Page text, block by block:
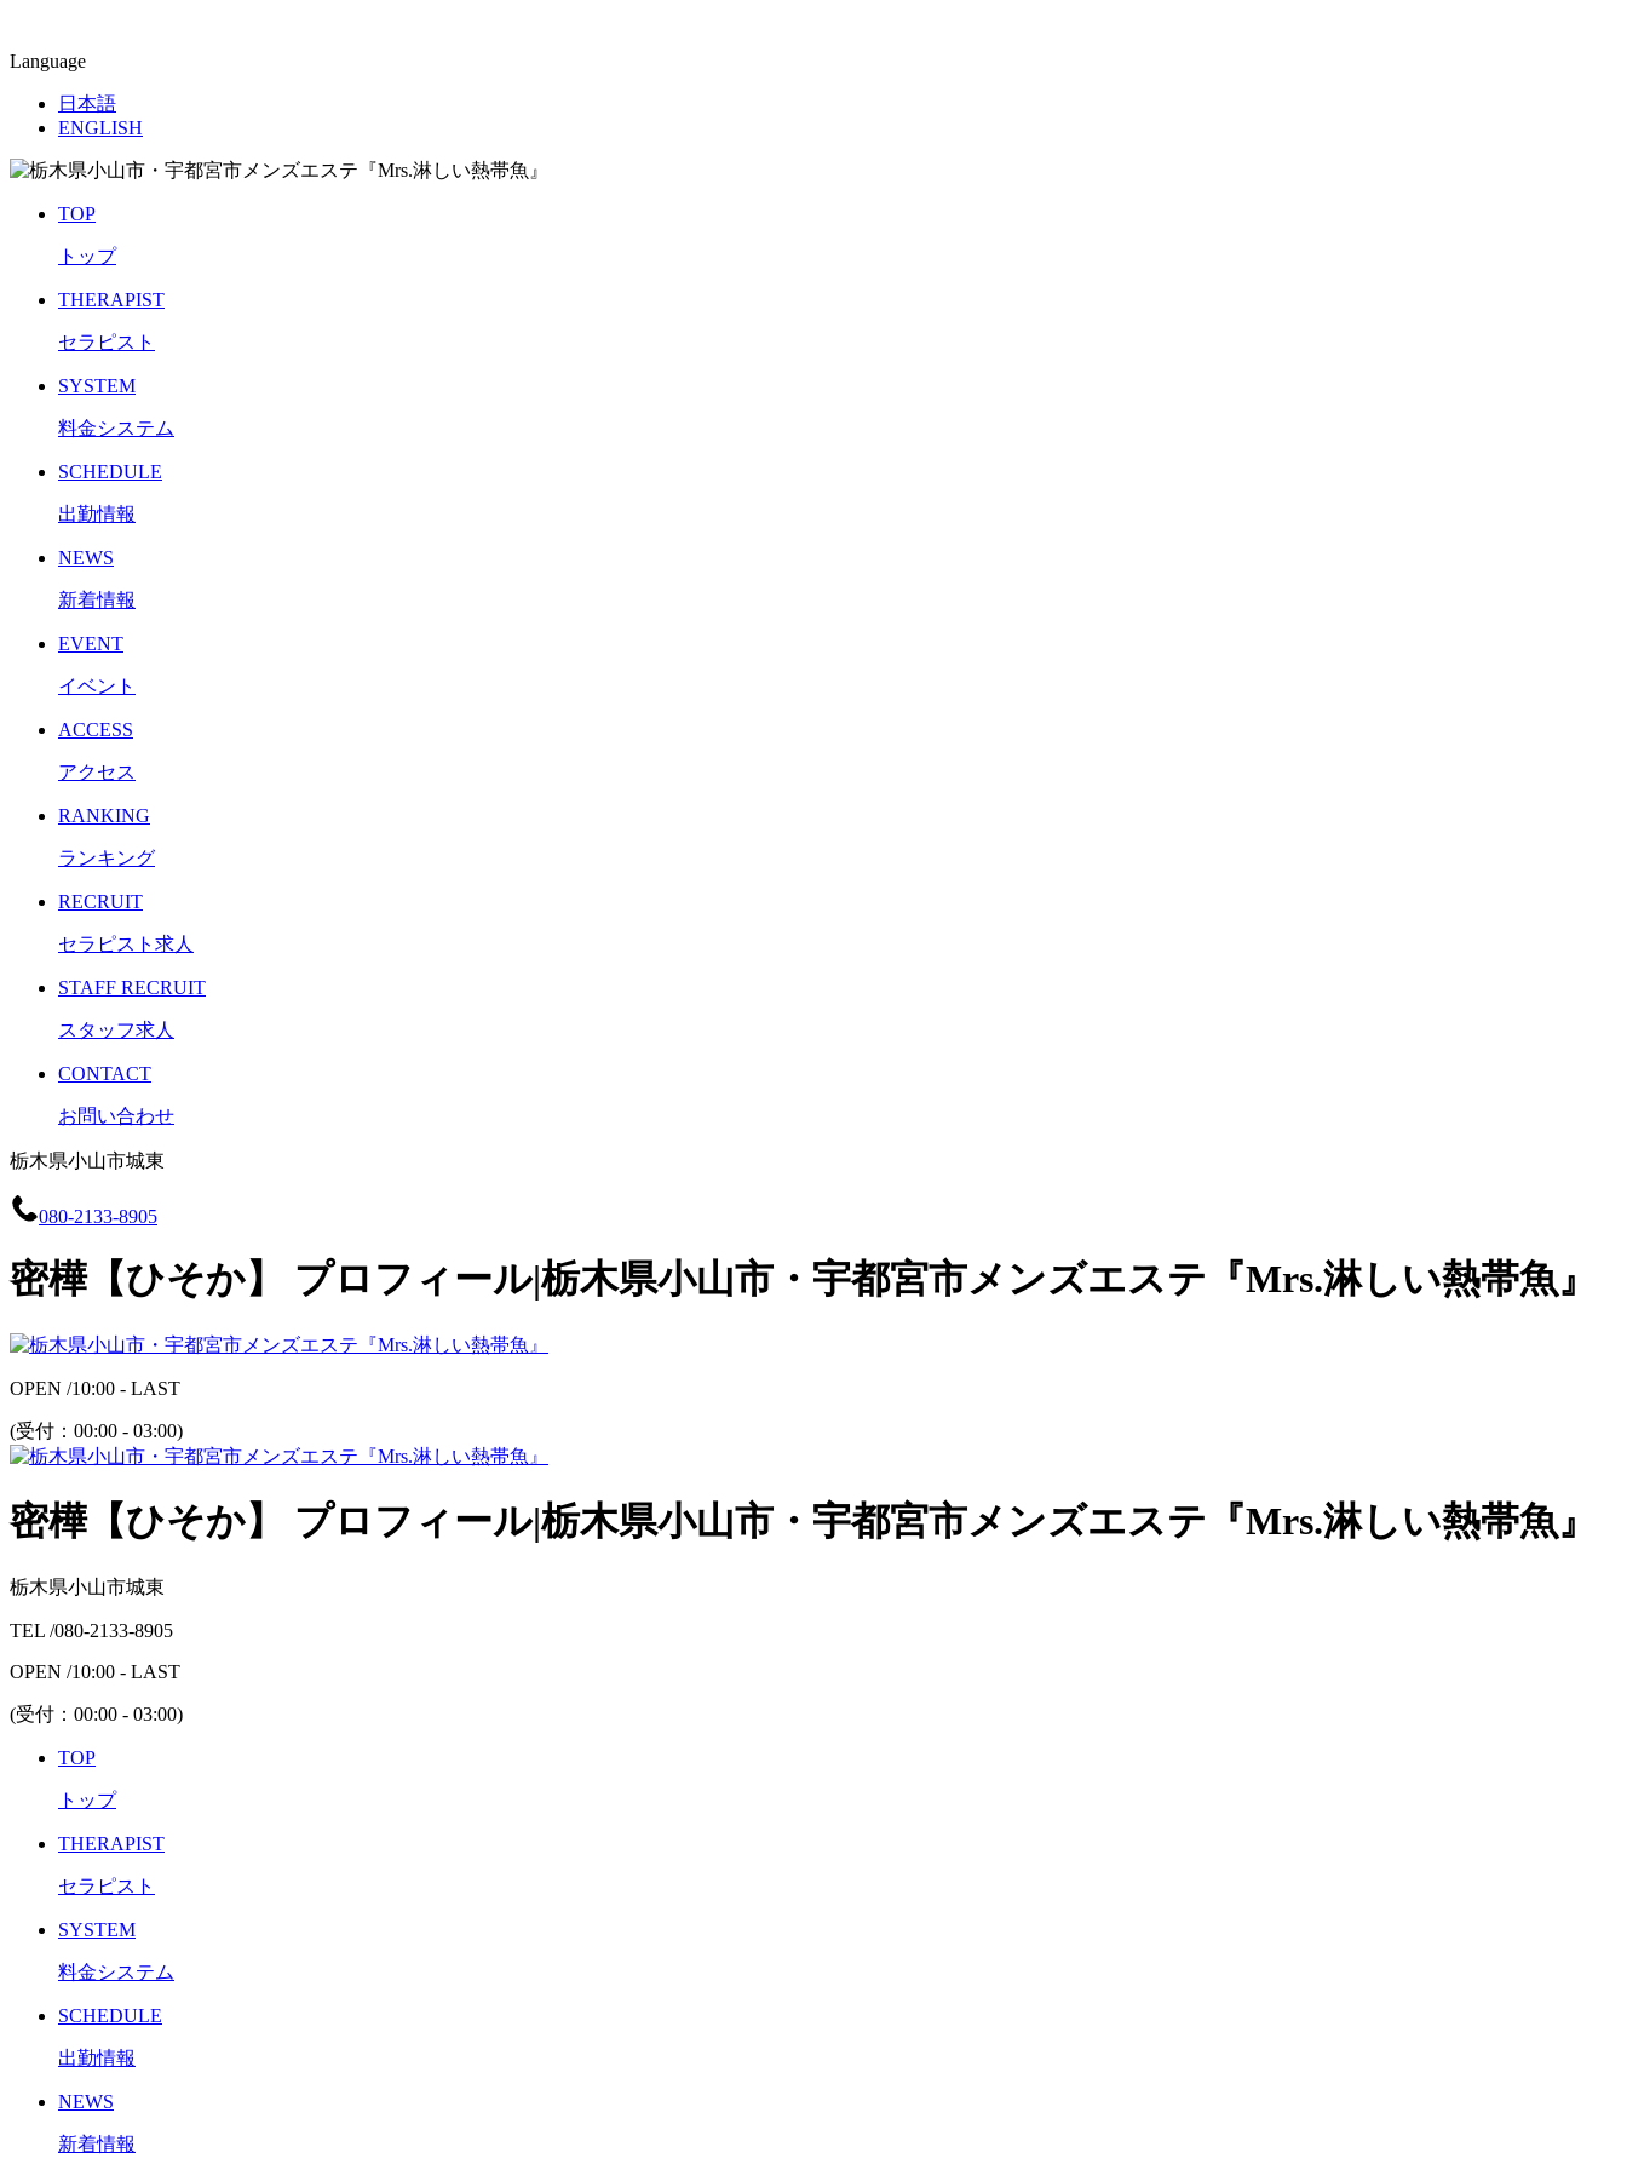
Language
日本語
ENGLISH
TOP
トップ
THERAPIST
セラピスト
SYSTEM
料金システム
SCHEDULE
出勤情報
NEWS
新着情報
EVENT
イベント
ACCESS
アクセス
RANKING
ランキング
RECRUIT
セラピスト求人
STAFF RECRUIT
スタッフ求人
CONTACT
お問い合わせ
栃木県小山市城東
080-2133-8905
密樺【ひそか】 プロフィール|栃木県小山市・宇都宮市メンズエステ『Mrs.淋しい熱帯魚』
OPEN /10:00 - LAST
(受付： 00:00 - 03:00)
密樺【ひそか】 プロフィール|栃木県小山市・宇都宮市メンズエステ『Mrs.淋しい熱帯魚』
栃木県小山市城東
TEL /080-2133-8905
OPEN /10:00 - LAST
(受付： 00:00 - 03:00)
TOP
トップ
THERAPIST
セラピスト
SYSTEM
料金システム
SCHEDULE
出勤情報
NEWS
新着情報